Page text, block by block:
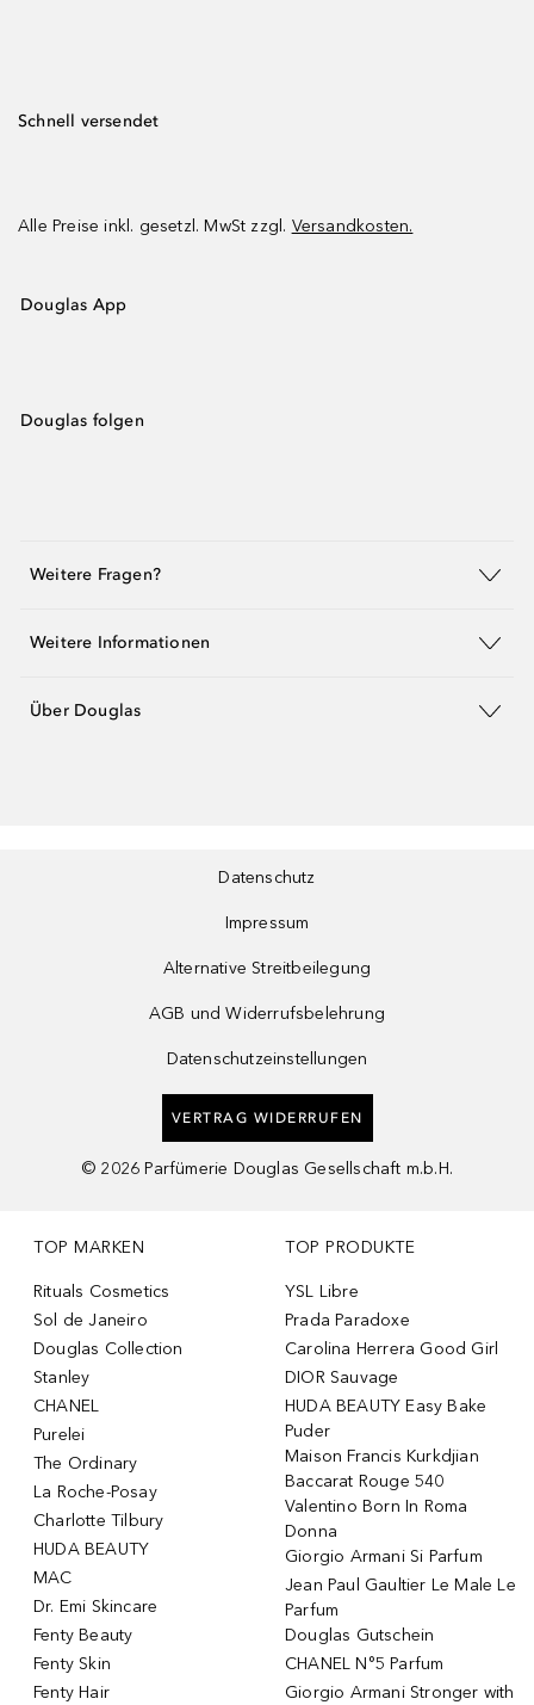
Schnell versendet
Alle Preise inkl. gesetzl. MwSt zzgl. Versandkosten.
Douglas App
Douglas folgen
Weitere Fragen?
Weitere Informationen
Über Douglas
Datenschutz
Impressum
Alternative Streitbeilegung
AGB und Widerrufsbelehrung
Datenschutzeinstellungen
VERTRAG WIDERRUFEN
© 2026 Parfümerie Douglas Gesellschaft m.b.H.
TOP MARKEN
Rituals Cosmetics
Sol de Janeiro
Douglas Collection
Stanley
CHANEL
Purelei
The Ordinary
La Roche-Posay
Charlotte Tilbury
HUDA BEAUTY
MAC
Dr. Emi Skincare
Fenty Beauty
Fenty Skin
Fenty Hair
TOP PRODUKTE
YSL Libre
Prada Paradoxe
Carolina Herrera Good Girl
DIOR Sauvage
HUDA BEAUTY Easy Bake
Puder
Maison Francis Kurkdjian
Baccarat Rouge 540
Valentino Born In Roma
Donna
Giorgio Armani Si Parfum
Jean Paul Gaultier Le Male Le
Parfum
Douglas Gutschein
CHANEL N°5 Parfum
Giorgio Armani Stronger with